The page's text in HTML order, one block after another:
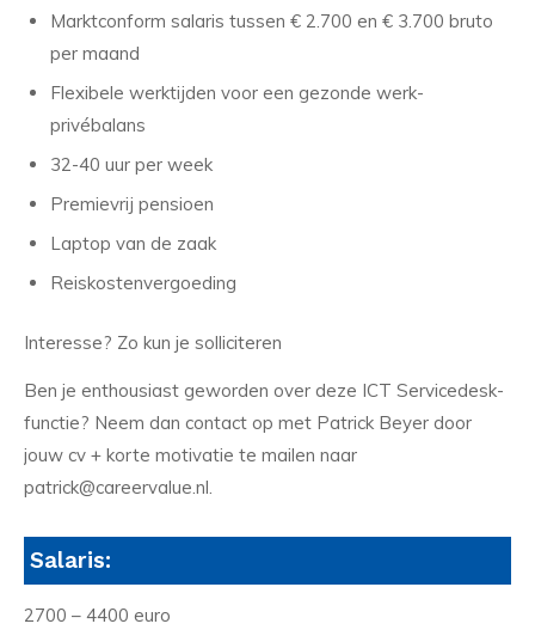
Marktconform salaris tussen € 2.700 en € 3.700 bruto
per maand
Flexibele werktijden voor een gezonde werk-
privébalans
32-40 uur per week
Premievrij pensioen
Laptop van de zaak
Reiskostenvergoeding
Interesse? Zo kun je solliciteren
Ben je enthousiast geworden over deze ICT Servicedesk-
functie? Neem dan contact op met Patrick Beyer door
jouw cv + korte motivatie te mailen naar
patrick@careervalue.nl.
Salaris:
2700 – 4400 euro